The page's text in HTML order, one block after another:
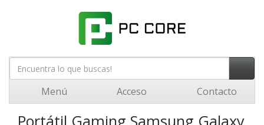
Menú Acceso Contacto
Portátil Gaming Samsung Galaxy